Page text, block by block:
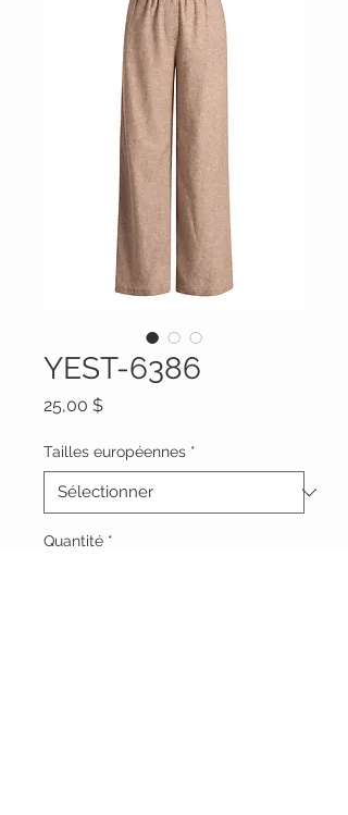
YEST-6386
25,00 $Prix
Tailles européennes *
Quantité *